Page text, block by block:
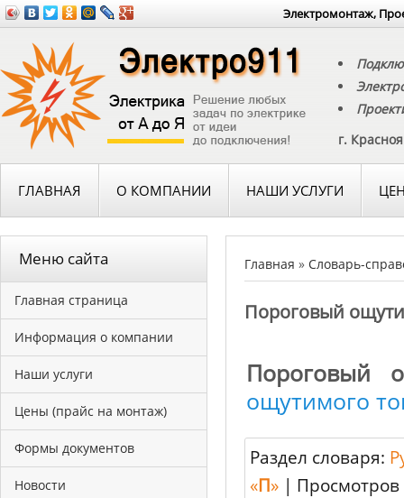
Электромонтаж,
г.
ГЛАВНАЯ О КОМПАНИИ НАШИ УСЛУГИ
Меню сайта
Главная страница
Информация о компании
Наши услуги
Цены (прайс на монтаж)
Формы документов
Новости
Главная » Словарь-
Пороговый
Пороговый
ощутимого
Раздел словаря:
«П» |